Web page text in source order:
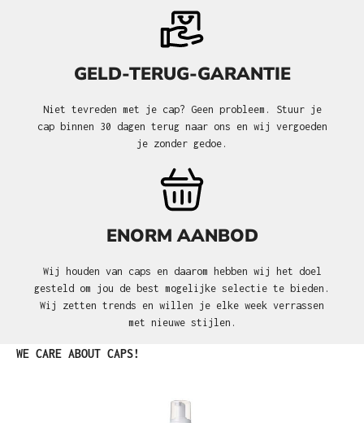
GELD-TERUG-GARANTIE
Niet tevreden met je cap? Geen probleem. Stuur je
cap binnen 30 dagen terug naar ons en wij vergoeden
je zonder gedoe.
ENORM AANBOD
Wij houden van caps en daarom hebben wij het doel
gesteld om jou de best mogelijke selectie te bieden.
Wij zetten trends en willen je elke week verrassen
met nieuwe stijlen.
Productgalerij overslaan
WE CARE ABOUT CAPS!